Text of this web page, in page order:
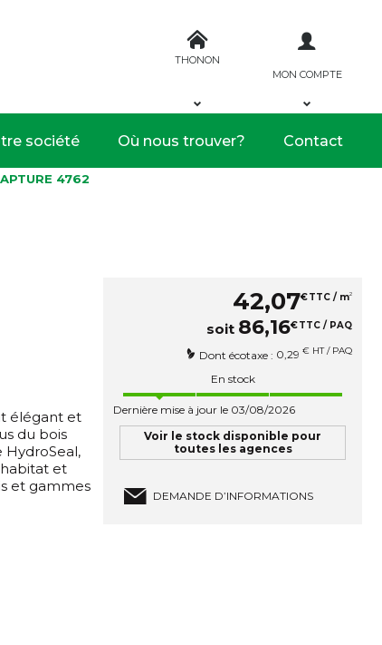
THONON
MON COMPTE
société Où nous trouver? Contact
4762
élégant et
du bois
HydroSeal,
et
et gammes
42,07€TTC / m2
soit 86,16€TTC / PAQ
Dont écotaxe : 0,29 € HT / PAQ
En stock
Dernière mise à jour le 03/08/2026
Voir le stock disponible pour
toutes les agences
DEMANDE D’INFORMATIONS